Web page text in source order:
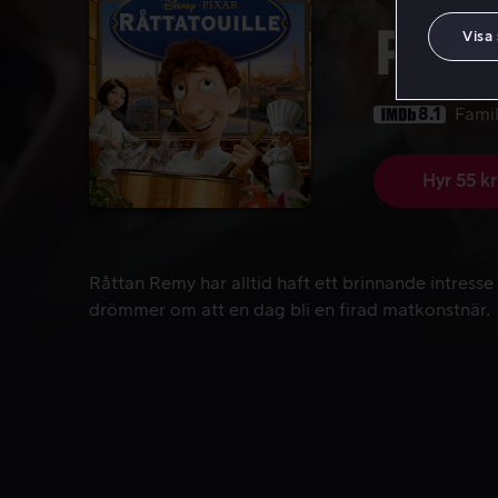
8.1
Hyr 55 kr
Råttan Remy har alltid haft ett brinnande
Råttan Remy har alltid haft ett brinnande
drömmer om att en dag bli en firad matkonstnär.
Visa